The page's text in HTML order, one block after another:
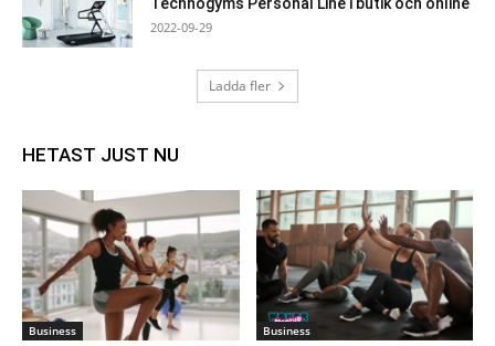
Technogyms Personal Line i butik och online
2022-09-29
Ladda fler
HETAST JUST NU
Business Business